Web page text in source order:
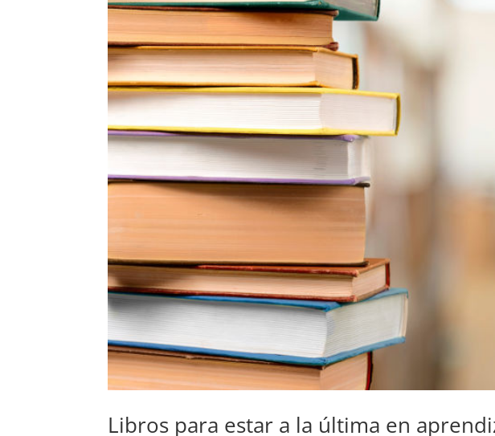
Libros para estar a la última en